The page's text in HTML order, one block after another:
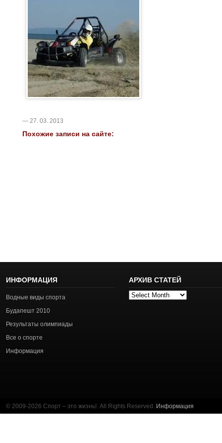
— 27. 03. 2013
Похожие записи на сайте:
ИНФОРМАЦИЯ
Водные виды спорта
Будапешт 2010
Результаты олимпиады
Все о спорте
Информация
АРХИВ СТАТЕЙ
Архив
© 2009-2026 Спорт – это жизнь!. All Rights Reserved. Информация